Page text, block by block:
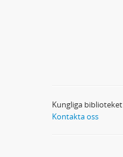
Kungliga biblioteket
Kontakta oss